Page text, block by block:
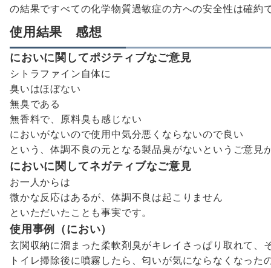
の結果ですべての化学物質過敏症の方への安全性は確
使用結果 感想
においに関してポジティブなご意見
シトラファイン自体に
臭いはほぼない
無臭である
無香料で、原料臭も感じない
においがないので使用中気分悪くならないので良い
という、体調不良の元となる製品臭がないというご意見
においに関してネガティブなご意見
お一人からは
微かな反応はあるが、体調不良は起こりません
といただいたことも事実です。
使用事例（におい）
玄関収納に溜まった柔軟剤臭がキレイさっぱり取れて、
トイレ掃除後に噴霧したら、匂いが気にならなくなった